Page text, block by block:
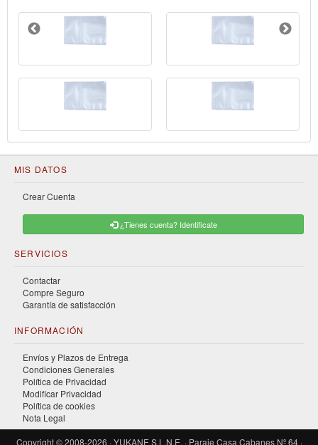
MIS DATOS
Crear Cuenta
¿Tienes cuenta? Identificate
SERVICIOS
Contactar
Compre Seguro
Garantía de satisfacción
INFORMACIÓN
Envíos y Plazos de Entrega
Condiciones Generales
Política de Privacidad
Modificar Privacidad
Política de cookies
Nota Legal
Copyright © 2008-2026 · YUKANE S.L.N.E. · Paraje Casa Cabanes Nº 64 ·